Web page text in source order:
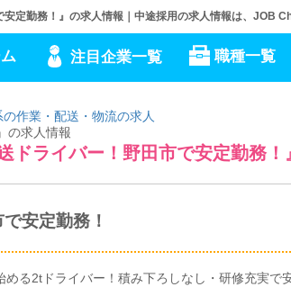
定勤務！』の求人情報｜中途採用の求人情報は、JOB
注目企業一覧 職種一覧
作業・配送・物流の求人
の求人情報
ライバー！野田市で安定勤務！
安定勤務！
る2tドライバー！積み下ろしなし・研修充実で